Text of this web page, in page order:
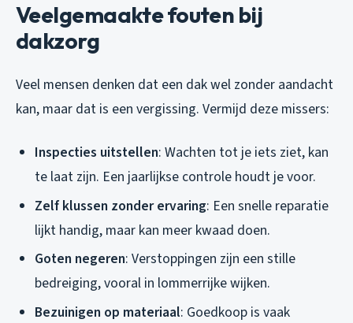
Veelgemaakte fouten bij
dakzorg
Veel mensen denken dat een dak wel zonder aandacht
kan, maar dat is een vergissing. Vermijd deze missers:
Inspecties uitstellen: Wachten tot je iets ziet, kan
te laat zijn. Een jaarlijkse controle houdt je voor.
Zelf klussen zonder ervaring: Een snelle reparatie
lijkt handig, maar kan meer kwaad doen.
Goten negeren: Verstoppingen zijn een stille
bedreiging, vooral in lommerrijke wijken.
Bezuinigen op materiaal: Goedkoop is vaak